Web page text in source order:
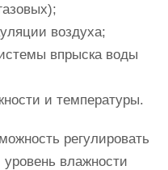
воздуха;
впрыска воды
и температуры.
регулировать
уровень влажности